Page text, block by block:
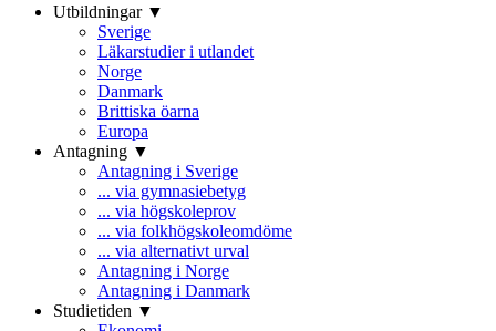
Utbildningar ▼
Sverige
Läkarstudier i utlandet
Norge
Danmark
Brittiska öarna
Europa
Antagning ▼
Antagning i Sverige
... via gymnasiebetyg
... via högskoleprov
... via folkhögskoleomdöme
... via alternativt urval
Antagning i Norge
Antagning i Danmark
Studietiden ▼